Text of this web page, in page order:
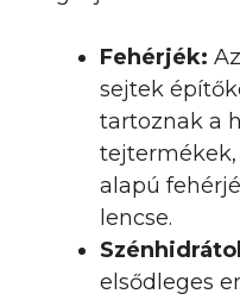
Fehérjék:
sejtek
tartoznak a
alapú
lencse.
elsődleges